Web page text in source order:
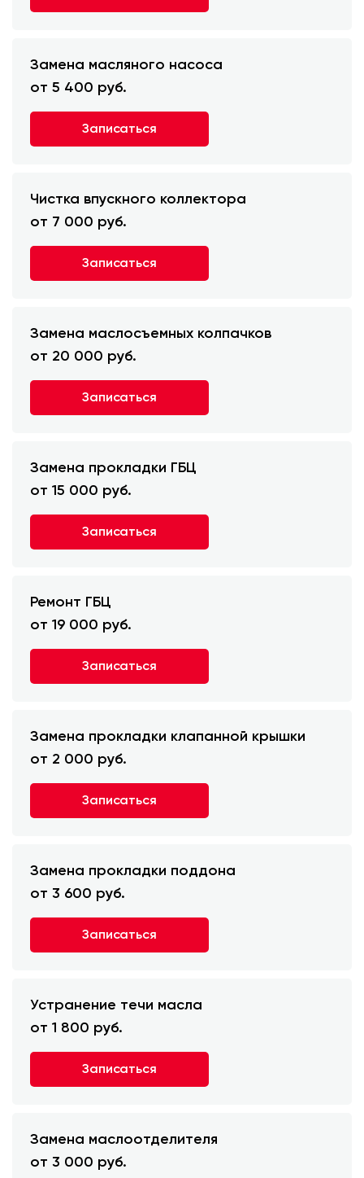
Замена масляного насоса
от 5 400 руб.
Записаться
Чистка впускного коллектора
от 7 000 руб.
Записаться
Замена маслосъемных колпачков
от 20 000 руб.
Записаться
Замена прокладки ГБЦ
от 15 000 руб.
Записаться
Ремонт ГБЦ
от 19 000 руб.
Записаться
Замена прокладки клапанной крышки
от 2 000 руб.
Записаться
Замена прокладки поддона
от 3 600 руб.
Записаться
Устранение течи масла
от 1 800 руб.
Записаться
Замена маслоотделителя
от 3 000 руб.